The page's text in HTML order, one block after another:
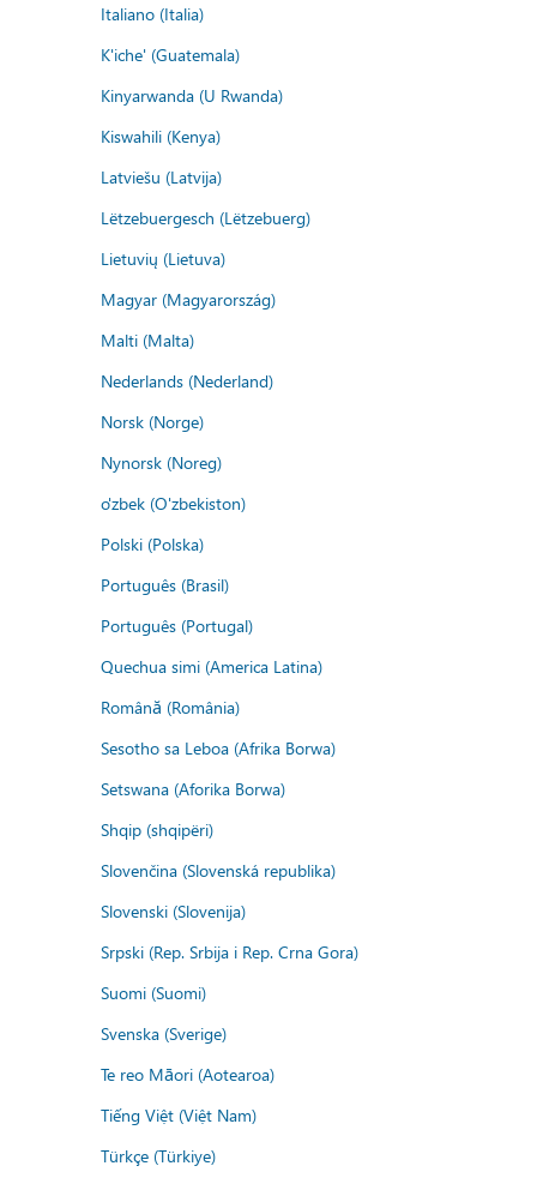
Italiano (Italia)
K'iche' (Guatemala)
Kinyarwanda (U Rwanda)
Kiswahili (Kenya)
Latviešu (Latvija)
Lëtzebuergesch (Lëtzebuerg)
Lietuvių (Lietuva)
Magyar (Magyarország)
Malti (Malta)
Nederlands (Nederland)
Norsk (Norge)
Nynorsk (Noreg)
o'zbek (O'zbekiston)
Polski (Polska)
Português (Brasil)
Português (Portugal)
Quechua simi (America Latina)
Română (România)
Sesotho sa Leboa (Afrika Borwa)
Setswana (Aforika Borwa)
Shqip (shqipëri)
Slovenčina (Slovenská republika)
Slovenski (Slovenija)
Srpski (Rep. Srbija i Rep. Crna Gora)
Suomi (Suomi)
Svenska (Sverige)
Te reo Māori (Aotearoa)
Tiếng Việt (Việt Nam)
Türkçe (Türkiye)